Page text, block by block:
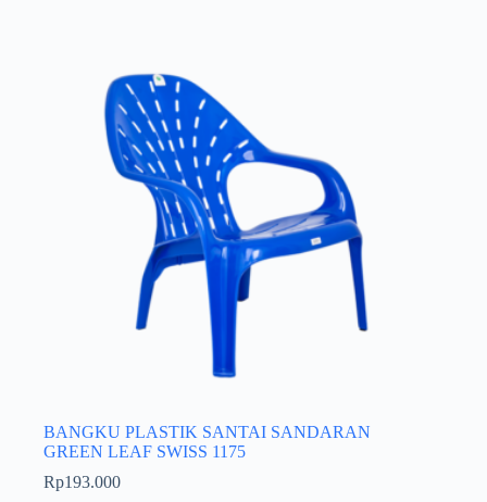
BANGKU PLASTIK SANTAI SANDARAN
GREEN LEAF SWISS 1175
Rp193.000